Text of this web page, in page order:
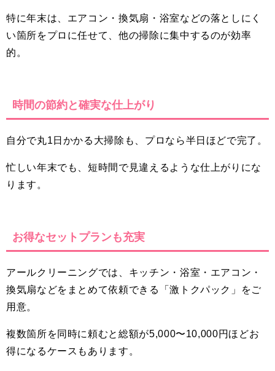
特に年末は、エアコン・換気扇・浴室などの落としにく
い箇所をプロに任せて、他の掃除に集中するのが効率
的。
時間の節約と確実な仕上がり
自分で丸1日かかる大掃除も、プロなら半日ほどで完了。
忙しい年末でも、短時間で見違えるような仕上がりにな
ります。
お得なセットプランも充実
アールクリーニングでは、キッチン・浴室・エアコン・
換気扇などをまとめて依頼できる「激トクパック」をご
用意。
複数箇所を同時に頼むと総額が5,000〜10,000円ほどお
得になるケースもあります。